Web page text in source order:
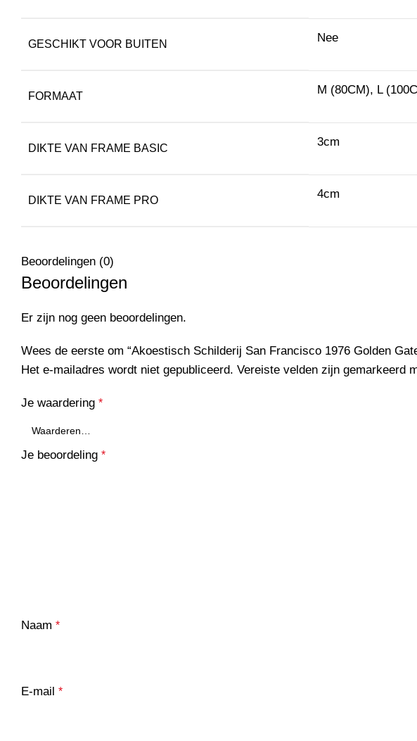
GESCHIKT VOOR BUITEN Nee
FORMAAT M (80CM), L
DIKTE VAN FRAME BASIC 3cm
DIKTE VAN FRAME PRO 4cm
Beoordelingen (0)
Beoordelingen
Er zijn nog geen beoordelingen.
Wees de eerste om “Akoestisch Schilderij San Francisco 1976 Golden
Het e-mailadres wordt niet gepubliceerd. Vereiste velden zijn gemarkeerd
Je waardering *
Je beoordeling *
Naam *
E-mail *